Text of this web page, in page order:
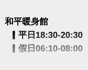
和平暖身館
▎平日18:30-20:30
▎假日06:10-08:00